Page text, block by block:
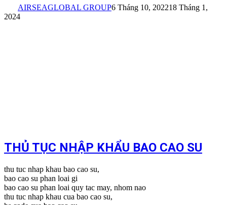
AIRSEAGLOBAL GROUP6 Tháng 10, 202218 Tháng 1,
2024
THỦ TỤC NHẬP KHẨU BAO CAO SU
thu tuc nhap khau bao cao su,
bao cao su phan loai gi
bao cao su phan loai quy tac may, nhom nao
thu tuc nhap khau cua bao cao su,